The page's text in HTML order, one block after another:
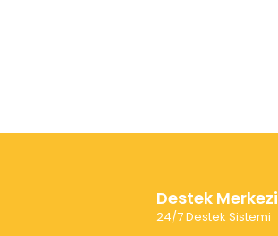
Destek Merkezi
24/7 Destek Sistemi